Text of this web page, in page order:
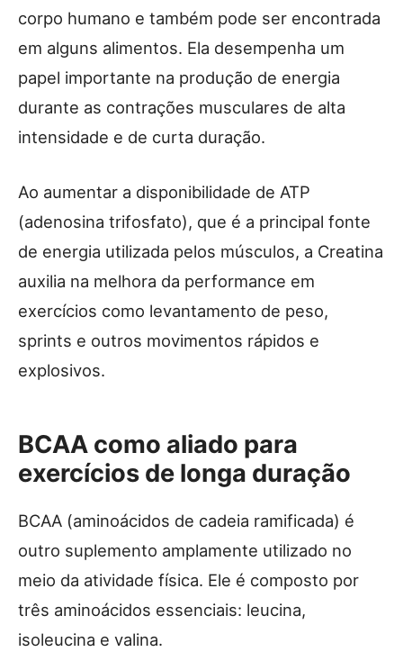
corpo humano e também pode ser encontrada
em alguns alimentos. Ela desempenha um
papel importante na produção de energia
durante as contrações musculares de alta
intensidade e de curta duração.
Ao aumentar a disponibilidade de ATP
(adenosina trifosfato), que é a principal fonte
de energia utilizada pelos músculos, a Creatina
auxilia na melhora da performance em
exercícios como levantamento de peso,
sprints e outros movimentos rápidos e
explosivos.
BCAA como aliado para
exercícios de longa duração
BCAA (aminoácidos de cadeia ramificada) é
outro suplemento amplamente utilizado no
meio da atividade física. Ele é composto por
três aminoácidos essenciais: leucina,
isoleucina e valina.